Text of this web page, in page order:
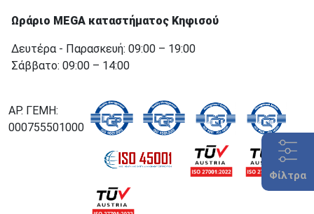
Φίλτρα
Ωράριο MEGA καταστήματος Κηφισού
Δευτέρα - Παρασκευή: 09:00 – 19:00
Σάββατο: 09:00 – 14:00
ΑΡ. ΓΕΜΗ:
000755501000